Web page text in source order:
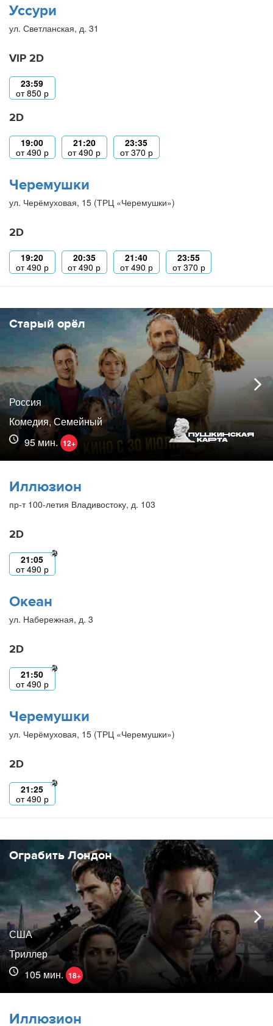
Уссури
ул. Светланская, д. 31
VIP 2D
23:59
от850 р
2D
19:00
от490 р
21:20
от490 р
23:35
от370 р
Черемушки
ул. Черёмуховая, 15 (ТРЦ «Черемушки»)
2D
19:20
от490 р
20:35
от490 р
21:40
от490 р
23:55
от370 р
Старый орёл
Россия
Комедия, Семейный
95 мин. 12+
Иллюзион
пр-т 100-летия Владивостоку, д. 103
2D
21:05
от490 р
Океан
ул. Набережная, д. 3
2D
21:50
от490 р
Черемушки
ул. Черёмуховая, 15 (ТРЦ «Черемушки»)
2D
21:25
от490 р
Ограбить Лондон
США
Триллер
105 мин. 18+
Иллюзион